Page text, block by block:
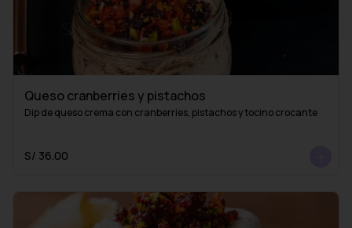
Queso cranberries y pistachos
Dip de queso crema con cranberries, pistachos y tocino crocante
S/ 36.00